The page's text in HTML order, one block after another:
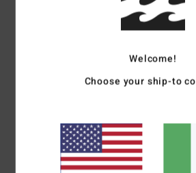
Punteggio medio
5.0/5
Comfort
5.0
Welcome!
Choose your ship-to